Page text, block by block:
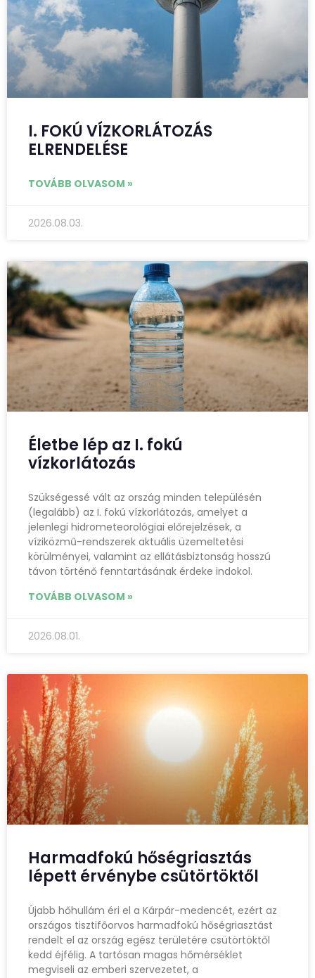
I. FOKÚ VÍZKORLÁTOZÁS
ELRENDELÉSE
TOVÁBB OLVASOM »
2026.08.03.
Életbe lép az I. fokú
vízkorlátozás
Szükségessé vált az ország minden településén
(legalább) az I. fokú vízkorlátozás, amelyet a
jelenlegi hidrometeorológiai előrejelzések, a
víziközmű-rendszerek aktuális üzemeltetési
körülményei, valamint az ellátásbiztonság hosszú
távon történő fenntartásának érdeke indokol.
TOVÁBB OLVASOM »
2026.08.01.
Harmadfokú hőségriasztás
lépett érvénybe csütörtöktől
Újabb hőhullám éri el a Kárpár-medencét, ezért az
országos tisztifőorvos harmadfokú hőségriasztást
rendelt el az ország egész területére csütörtöktől
kedd éjfélig. A tartósan magas hőmérséklet
megviseli az emberi szervezetet, a